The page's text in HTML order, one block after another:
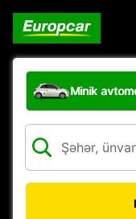
Hansı növ
Minik